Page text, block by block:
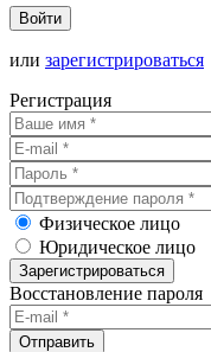
Войти
или зарегистрироваться
Регистрация
Физическое лицо
Юридическое лицо
Зарегистрироваться
Восстановление пароля
Отправить